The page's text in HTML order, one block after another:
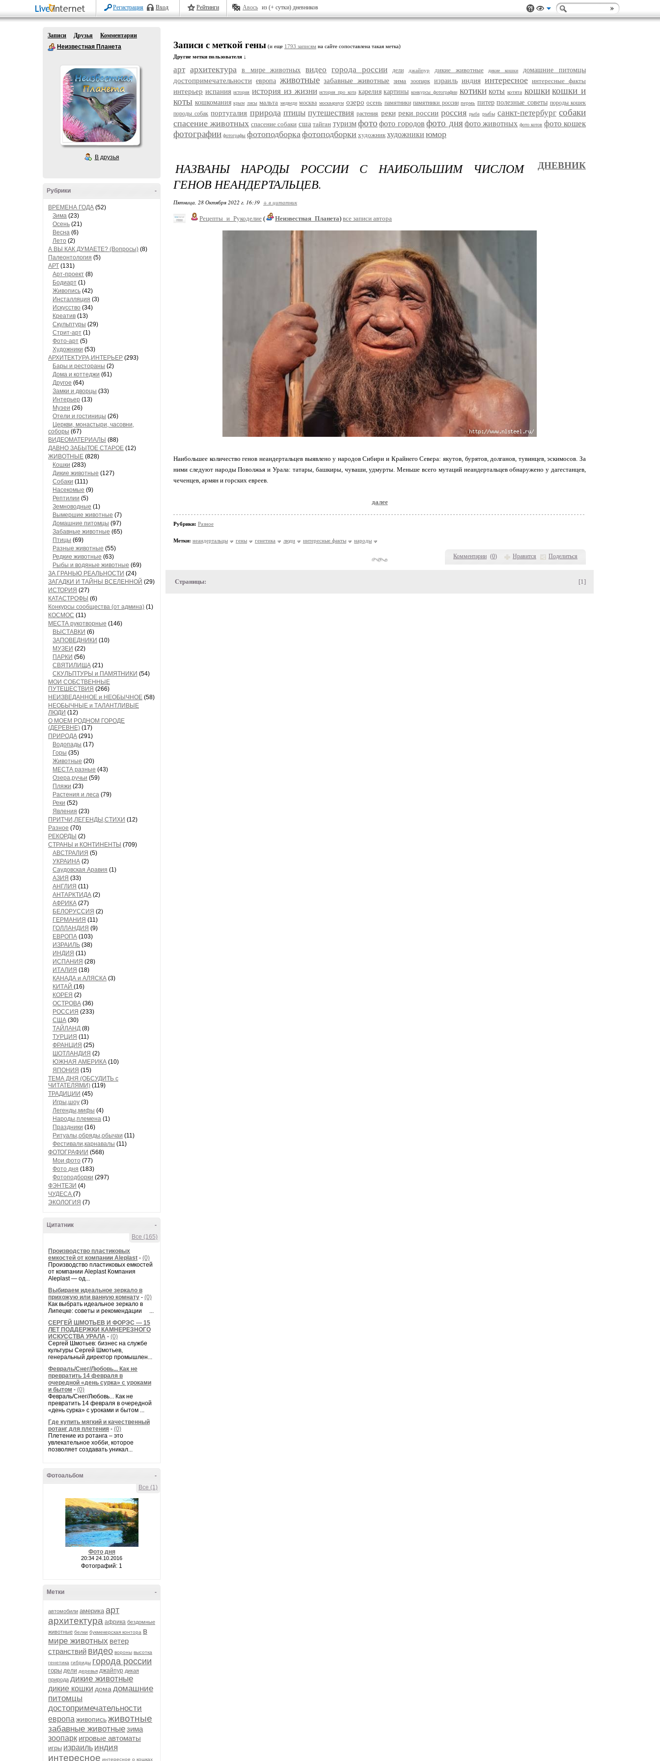
Регистрация Вход Рейтинги Авось из (+ сутки) дневников
Записи Друзья
Комментарии
Неизвестная Планета
В друзья
-
Рубрики
ВРЕМЕНА ГОДА (52)
Зима (23)
Осень (21)
Весна (6)
Лето (2)
А ВЫ КАК ДУМАЕТЕ? (Вопросы) (8)
Палеонтология (5)
АРТ (131)
Арт-проект (8)
Бодиарт (1)
Живопись (42)
Инсталляция (3)
Искусство (34)
Креатив (13)
Скульптуры (29)
Стрит-арт (1)
Фото-арт (5)
Художники (53)
АРХИТЕКТУРА,ИНТЕРЬЕР (293)
Бары и рестораны (2)
Дома и коттеджи (61)
Другое (64)
Замки и дворцы (33)
Интерьер (13)
Музеи (26)
Отели и гостиницы (26)
Церкви, монастыри, часовни,
соборы (67)
ВИДЕОМАТЕРИАЛЫ (88)
ДАВНО ЗАБЫТОЕ СТАРОЕ (12)
ЖИВОТНЫЕ (828)
Кошки (283)
Дикие животные (127)
Собаки (111)
Насекомые (9)
Рептилии (5)
Земноводные (1)
Вымершие животные (7)
Домашние питомцы (97)
Забавные животные (65)
Птицы (69)
Разные животные (55)
Редкие животные (63)
Рыбы и водяные животные (69)
ЗА ГРАНЬЮ РЕАЛЬНОСТИ (24)
ЗАГАДКИ И ТАЙНЫ ВСЕЛЕННОЙ (29)
ИСТОРИЯ (27)
КАТАСТРОФЫ (6)
Конкурсы сообщества (от админа) (1)
КОСМОС (11)
МЕСТА рукотворные (146)
ВЫСТАВКИ (6)
ЗАПОВЕДНИКИ (10)
МУЗЕИ (22)
ПАРКИ (56)
СВЯТИЛИЩА (21)
СКУЛЬПТУРЫ и ПАМЯТНИКИ (54)
МОИ СОБСТВЕННЫЕ
ПУТЕШЕСТВИЯ (266)
НЕИЗВЕДАННОЕ и НЕОБЫЧНОЕ (58)
НЕОБЫЧНЫЕ и ТАЛАНТЛИВЫЕ
ЛЮДИ (12)
О МОЕМ РОДНОМ ГОРОДЕ
(ДЕРЕВНЕ) (17)
ПРИРОДА (291)
Водопады (17)
Горы (35)
Животные (20)
МЕСТА разные (43)
Озера,ручьи (59)
Пляжи (23)
Растения и леса (79)
Реки (52)
Явления (23)
ПРИТЧИ,ЛЕГЕНДЫ,СТИХИ (12)
Разное (70)
РЕКОРДЫ (2)
СТРАНЫ и КОНТИНЕНТЫ (709)
АВСТРАЛИЯ (5)
УКРАИНА (2)
Саудовская Аравия (1)
АЗИЯ (33)
АНГЛИЯ (11)
АНТАРКТИДА (2)
АФРИКА (27)
БЕЛОРУССИЯ (2)
ГЕРМАНИЯ (11)
ГОЛЛАНДИЯ (9)
ЕВРОПА (103)
ИЗРАИЛЬ (38)
ИНДИЯ (11)
ИСПАНИЯ (28)
ИТАЛИЯ (18)
КАНАДА и АЛЯСКА (3)
КИТАЙ (16)
КОРЕЯ (2)
ОСТРОВА (36)
РОССИЯ (233)
США (30)
ТАЙЛАНД (8)
ТУРЦИЯ (11)
ФРАНЦИЯ (25)
ШОТЛАНДИЯ (2)
ЮЖНАЯ АМЕРИКА (10)
ЯПОНИЯ (15)
ТЕМА ДНЯ (ОБСУДИТЬ с
ЧИТАТЕЛЯМИ) (119)
ТРАДИЦИИ (45)
Игры,шоу (3)
Легенды,мифы (4)
Народы,племена (1)
Праздники (16)
Ритуалы,обряды,обычаи (11)
Фестивали,карнавалы (11)
ФОТОГРАФИИ (568)
Мои фото (77)
Фото дня (183)
Фотоподборки (297)
ФЭНТЕЗИ (4)
ЧУДЕСА (7)
ЭКОЛОГИЯ (7)
-
Цитатник
Все (165)
Производство пластиковых
емкостей от компании Aleplast - (0)
Производство пластиковых емкостей
от компании Aleplast Компания
Aleplast — од...
Выбираем идеальное зеркало в
прихожую или ванную комнату - (0)
Как выбрать идеальное зеркало в
Липецке: советы и рекомендации ...
СЕРГЕЙ ШМОТЬЕВ И ФОРЭС — 15
ЛЕТ ПОДДЕРЖКИ КАМНЕРЕЗНОГО
ИСКУССТВА УРАЛА - (0)
Сергей Шмотьев: бизнес на службе
культуры Сергей Шмотьев,
генеральный директор промышлен...
Февраль/Снег/Любовь... Как не
превратить 14 февраля в
очередной «день сурка» с уроками
и бытом - (0)
Февраль/Снег/Любовь... Как не
превратить 14 февраля в очередной
«день сурка» с уроками и бытом ...
Где купить мягкий и качественный
ротанг для плетения - (0)
Плетение из ротанга – это
увлекательное хобби, которое
позволяет создавать уникал...
-
Фотоальбом
Все (1)
Фото дня
20:34 24.10.2016
Фотографий: 1
-
Метки
автомобили америка арт
архитектура африка бездомные
животные белки букмекерская контора в
мире животных ветер
странствий видео вороны высотка
генетика гибриды города россии
горы дели деревья джайпур дикая
природа дикие животные
дикие кошки дома домашние
питомцы
достопримечательности
европа живописьживотные
забавные животныезима
зоопарк игровые автоматы
игры израиль индия
интересное интересное о кошках
Записи с меткой гены (и еще 1793 записям на сайте сопоставлена такая метка)
Другие метки пользователя ↓
арт архитектура в мире животных видео города россии дели джайпур дикие животные дикие кошки домашние питомцы
достопримечательности европа животные забавные животные зима зоопарк израиль индия интересное интересные факты
интерьер испания история история из жизни история про кота карелия картины конкурсы фотографии котики коты котята кошки кошки и
коты кошкомания крым лисы мальта медведи москва москвариум озеро осень памятники памятники россии пермь питер полезные советы породы кошек
породы собак португалия природа птицы путешествия растения реки реки россии россия рыба рыбы санкт-петербург собаки
спасение животных спасение собаки сша тайган туризм фото фото городов фото дня фото животных фото котов фото кошек
фотографии фотографы фотоподборкафотоподборки художник художники юмор
Комментарии (0) Нравится Поделиться
НАЗВАНЫ НАРОДЫ РОССИИ С НАИБОЛЬШИМ ЧИСЛОМ
ГЕНОВ НЕАНДЕРТАЛЬЦЕВ.
ДНЕВНИК
Пятница, 28 Октября 2022 г. 16:39 + в цитатник
Рецепты_и_Рукоделие ( Неизвестная_Планета) все записи автора
Наибольшее количество генов неандертальцев выявлено у народов Сибири и Крайнего Севера: якутов, бурятов, долганов, тувинцев, эскимосов. За
ними следуют народы Поволжья и Урала: татары, башкиры, чуваши, удмурты. Меньше всего мутаций неандертальцев обнаружено у дагестанцев,
чеченцев, армян и горских евреев.
далее
Рубрики: Разное
Метки: неандертальцы гены генетика люди интересные факты народы
Страницы: [1]